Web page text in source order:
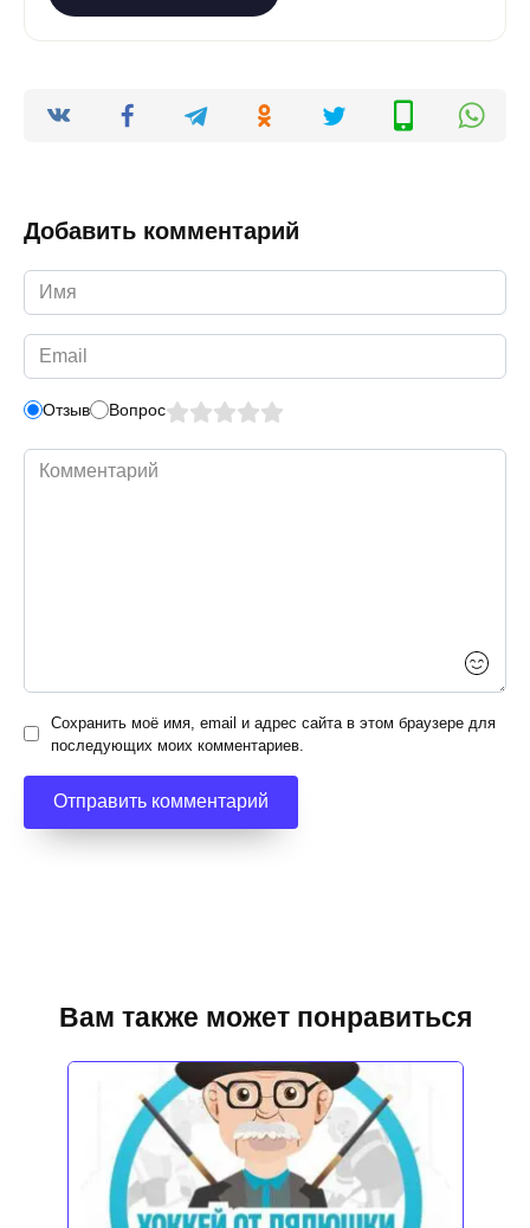
Добавить комментарий
Имя
*
Email
*
Отзыв Вопрос
Комментарий
Сохранить моё имя, email и адрес сайта в этом браузере для
последующих моих комментариев.
Вам также может понравиться